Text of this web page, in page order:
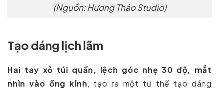
(Nguồn: Hương Thảo Studio)
Tạo dáng lịch lãm
Hai tay xỏ túi quần, lệch góc nhẹ 30 độ, mắt
nhìn vào ống kính, tạo ra một tư thế tạo dáng